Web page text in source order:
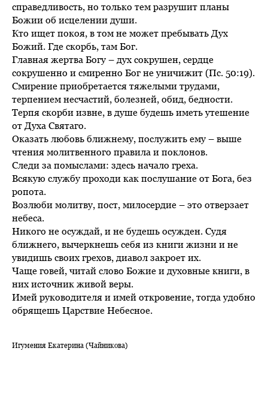
справедливость, но только тем разрушит планы
Божии об исцелении души.
Кто ищет покоя, в том не может пребывать Дух
Божий. Где скорбь, там Бог.
Главная жертва Богу – дух сокрушен, сердце
сокрушенно и смиренно Бог не уничижит (Пс. 50:19).
Смирение приобретается тяжелыми трудами,
терпением несчастий, болезней, обид, бедности.
Терпя скорби извне, в душе будешь иметь утешение
от Духа Святаго.
Оказать любовь ближнему, послужить ему – выше
чтения молитвенного правила и поклонов.
Следи за помыслами: здесь начало греха.
Всякую службу проходи как послушание от Бога, без
ропота.
Возлюби молитву, пост, милосердие – это отверзает
небеса.
Никого не осуждай, и не будешь осужден. Судя
ближнего, вычеркнешь себя из книги жизни и не
увидишь своих грехов, диавол закроет их.
Чаще говей, читай слово Божие и духовные книги, в
них источник живой веры.
Имей руководителя и имей откровение, тогда удобно
обрящешь Царствие Небесное.
Игумения Екатерина (Чайникова)